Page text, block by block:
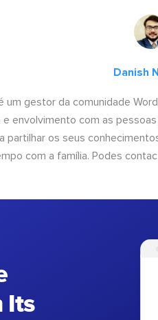
Danish
um gestor da comunidade
envolvimento com as
partilhar os seus
com a família. Podes
Its